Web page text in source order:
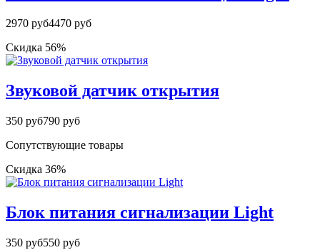
2970 руб4470 руб
Скидка 56%
Звуковой датчик открытия
350 руб790 руб
Сопутствующие товары
Скидка 36%
Блок питания сигнализации Light
350 руб550 руб